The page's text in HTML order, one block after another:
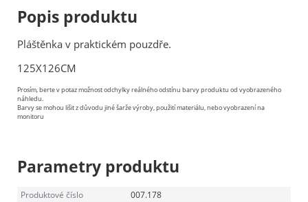
Popis produktu
Pláštěnka v praktickém pouzdře.
125X126CM
Prosím, berte v potaz možnost odchylky reálného odstínu barvy produktu od vyobrazeného
náhledu.
Barvy se mohou lišit z důvodu jiné šarže výroby, použití materiálu, nebo vyobrazení na
monitoru
Parametry produktu
Produktové číslo
007.178